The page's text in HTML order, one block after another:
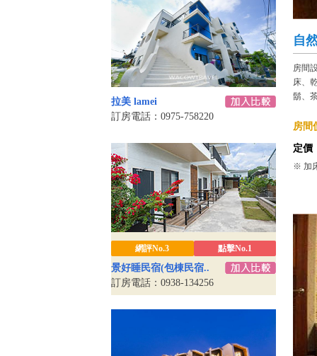
拉美 lamei
訂房電話：0975-758220
網評No.3 點擊No.1
景好睡民宿(包棟民宿..
訂房電話：0938-134256
自
房間
床、
鬍、
房間
定價
※ 加